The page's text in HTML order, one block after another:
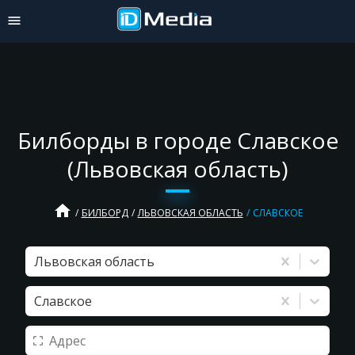
Билборды в городе Славское
(Львовская область)
home БИЛБОРД ЛЬВОВСКАЯ ОБЛАСТЬ СЛАВСКОЕ
Львовская область
Славское